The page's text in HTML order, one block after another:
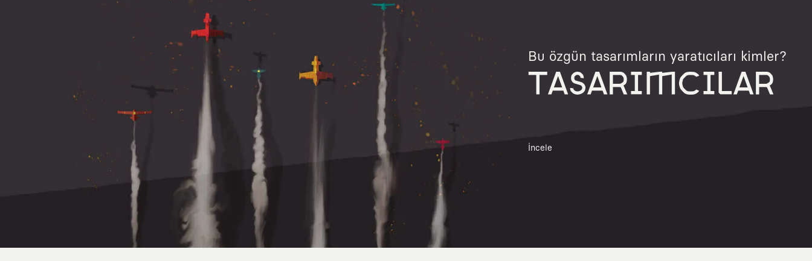
Bu özgün tasarımların yaratıcıları kimler?
TASARIMCILAR
İncele